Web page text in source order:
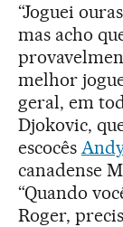
“Joguei
mas acho
melhor
geral, em
Djokovic,
escocês
canadense
“Quando
Roger,